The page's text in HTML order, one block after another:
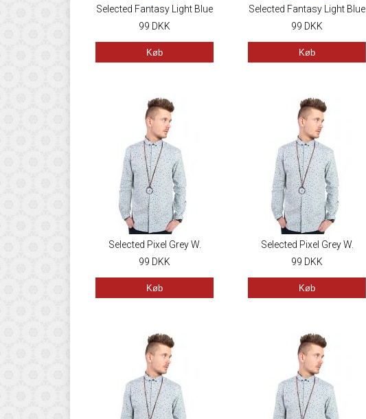
Selected Fantasy Light Blue
99 DKK
Køb
Selected Fantasy Light Blue
99 DKK
Køb
Selected Pixel Grey W.
Blue/Yellow
99 DKK
Køb
Selected Pixel Grey W.
Blue/Yellow
99 DKK
Køb